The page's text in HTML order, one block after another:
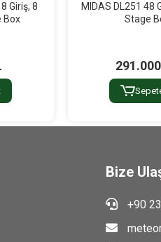
Giriş, 8
Box
MIDAS DL251 48
Stage
Bize
+90